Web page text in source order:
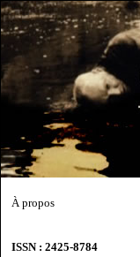
À propos
ISSN : 2425-8784